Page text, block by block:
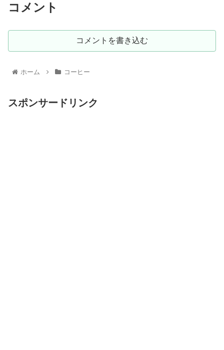
コメント
コメントを書き込む
ホーム コーヒー
スポンサードリンク